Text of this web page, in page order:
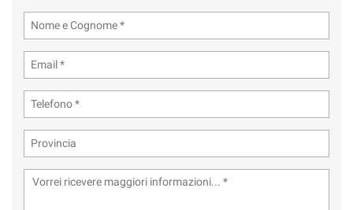
Cookie necessari
Cookie per il miglioramento dell'esperienza utente